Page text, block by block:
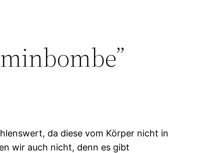
da diese vom Körper nicht in
wir auch nicht, denn es gibt